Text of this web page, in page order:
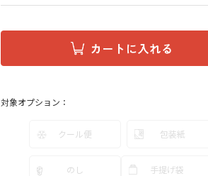
対象オプション：
クール便 包装紙
のし 手提げ袋